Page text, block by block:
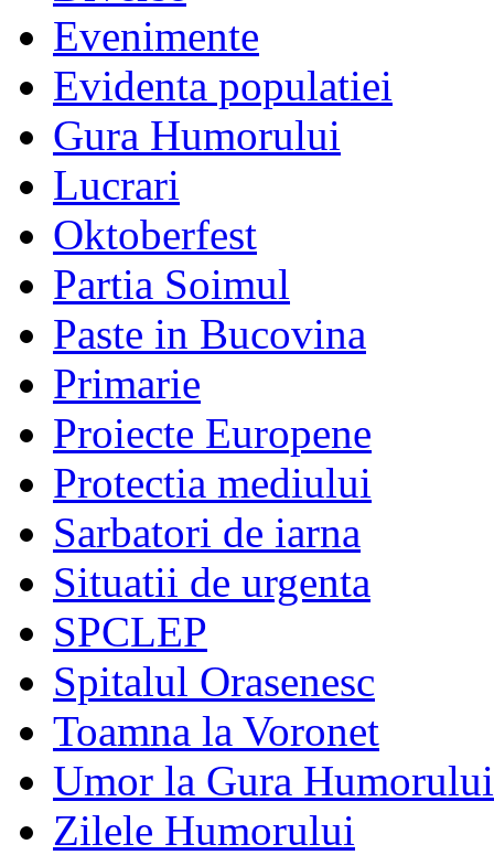
Evenimente
Evidenta populatiei
Gura Humorului
Lucrari
Oktoberfest
Partia Soimul
Paste in Bucovina
Primarie
Proiecte Europene
Protectia mediului
Sarbatori de iarna
Situatii de urgenta
SPCLEP
Spitalul Orasenesc
Toamna la Voronet
Umor la Gura Humorului
Zilele Humorului